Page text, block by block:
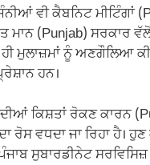
k
ਵੀ ਕੈਬਨਿਟ ਮੀਟਿੰਗਾਂ
ਮਾਨ (Punjab) ਸਰਕਾਰ
ਹੀ ਮੁਲਾਜ਼ਮਾਂ ਨੂੰ ਅਣਗੌਲਿਆ
ਹਨ।
ਕਿਸ਼ਤਾਂ ਰੋਕਣ ਕਾਰਨ
ਰੋਸ ਵਧਦਾ ਜਾ ਰਿਹਾ ਹੈ।
ਸੁਬਾਰਡੀਨੇਟ